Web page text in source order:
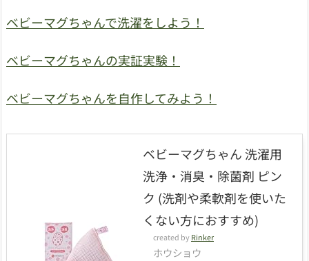
ベビーマグちゃんで洗濯をしよう！
ベビーマグちゃんの実証実験！
ベビーマグちゃんを自作してみよう！
ベビーマグちゃん 洗濯用
洗浄・消臭・除菌剤 ピン
ク (洗剤や柔軟剤を使いた
くない方におすすめ)
created by Rinker
ホウショウ